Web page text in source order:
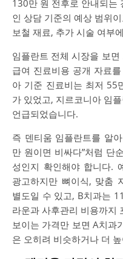
130만 원 전후로 안내되는
인 상담 기준의 예상 범위
보철 재료, 추가 시술 여부
임플란트 전체 시장을 보
급여 진료비용 공개 자료
아 기준 진료비는 최저 55
가 있었고, 지르코니아 임
언급되었습니다.
즉 덴티움 임플란트를 알
만 원이면 비싸다”처럼 단
성인지 확인해야 합니다.
광고하지만 뼈이식, 맞춤
별도일 수 있고, B치과는
라운과 사후관리 비용까지
보이는 가격만 보면 A치과
은 오히려 비슷하거나 더